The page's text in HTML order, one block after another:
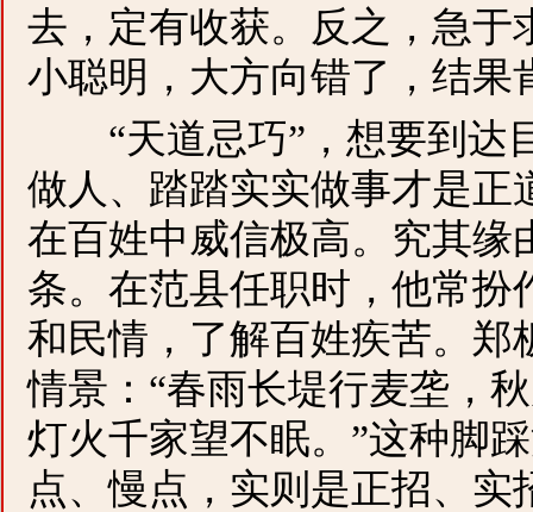
去，定有收获。反之，急于
小聪明，大方向错了，结果
“天道忌巧”，想要到达
做人、踏踏实实做事才是正
在百姓中威信极高。究其缘
条。在范县任职时，他常
和民情，了解百姓疾苦。郑
情景：“春雨长堤行麦垄，
灯火千家望不眠。”这种脚
点、慢点，实则是正招、